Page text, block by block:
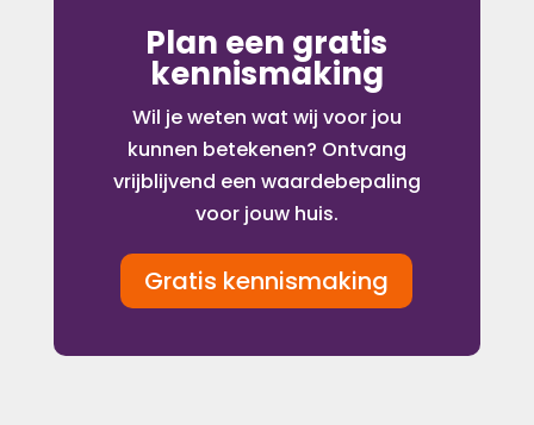
Plan een gratis
kennismaking
Wil je weten wat wij voor jou
kunnen betekenen? Ontvang
vrijblijvend een waardebepaling
voor jouw huis.
Gratis kennismaking